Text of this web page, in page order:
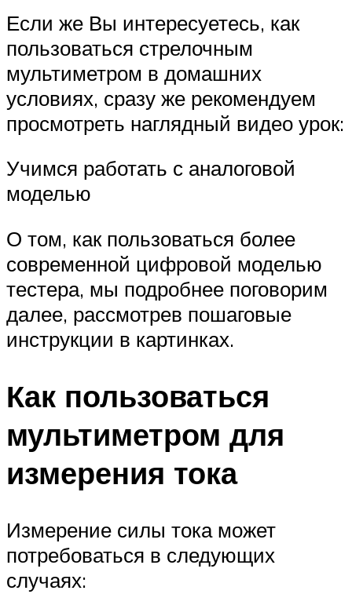
Если же Вы интересуетесь, как
пользоваться стрелочным
мультиметром в домашних
условиях, сразу же рекомендуем
просмотреть наглядный видео урок:
Учимся работать с аналоговой
моделью
О том, как пользоваться более
современной цифровой моделью
тестера, мы подробнее поговорим
далее, рассмотрев пошаговые
инструкции в картинках.
Как пользоваться
мультиметром для
измерения тока
Измерение силы тока может
потребоваться в следующих
случаях: